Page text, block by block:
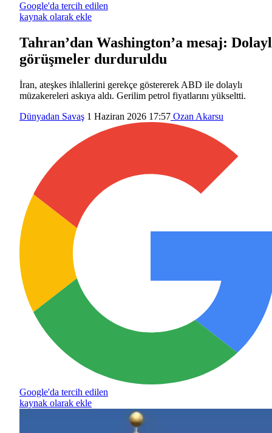
Google'da tercih edilen
kaynak olarak ekle
Tahran’dan Washington’a mesaj:
görüşmeler durduruldu
İran, ateşkes ihlallerini gerekçe göstererek ABD ile dolaylı
müzakereleri askıya aldı. Gerilim petrol fiyatlarını yükseltti.
Dünyadan Savaş 1 Haziran 2026 17:57 Ozan Akarsu
Google'da tercih edilen
kaynak olarak ekle